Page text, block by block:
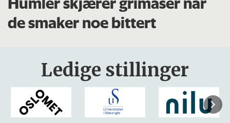
de smaker noe bittert
Ledige stillinger